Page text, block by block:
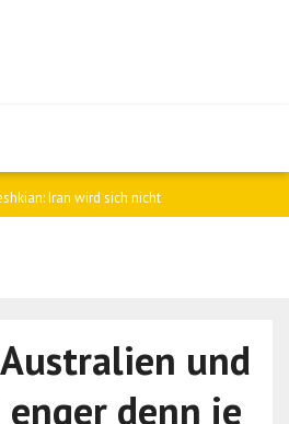
Iran wird sich nicht
und
enger denn je